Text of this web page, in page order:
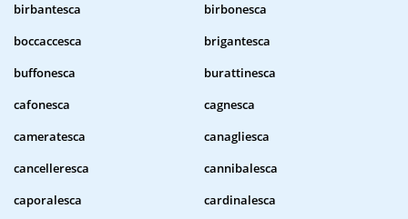
birbantesca
birbonesca
boccaccesca
brigantesca
buffonesca
burattinesca
cafonesca
cagnesca
cameratesca
canagliesca
cancelleresca
cannibalesca
caporalesca
cardinalesca